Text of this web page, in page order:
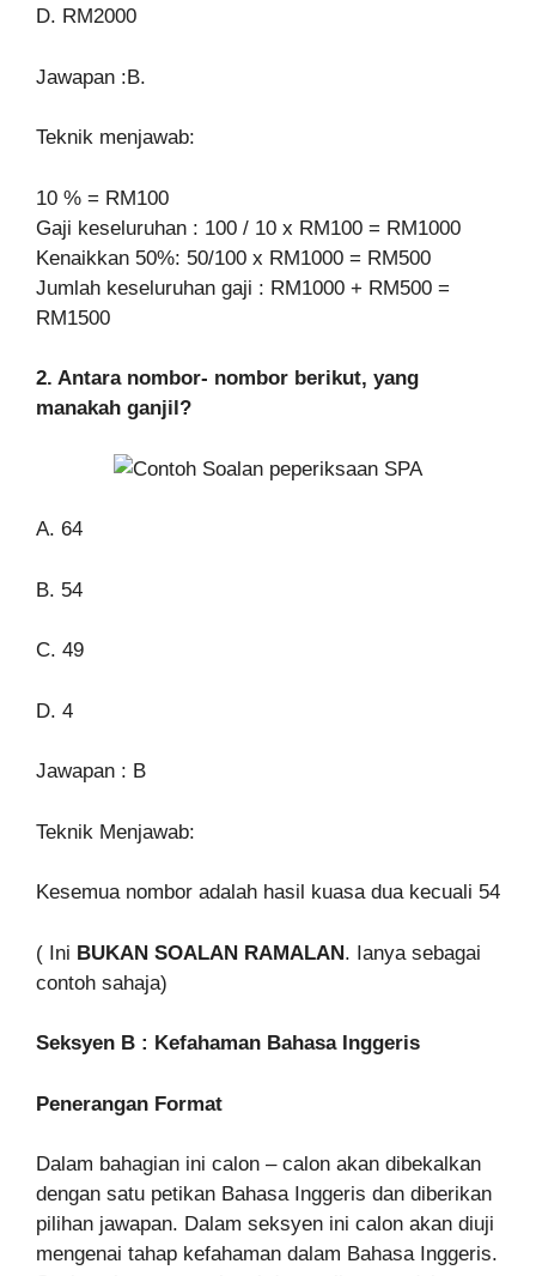
D. RM2000
Jawapan :B.
Teknik menjawab:
10 % = RM100
Gaji keseluruhan : 100 / 10 x RM100 = RM1000
Kenaikkan 50%: 50/100 x RM1000 = RM500
Jumlah keseluruhan gaji : RM1000 + RM500 =
RM1500
2. Antara nombor- nombor berikut, yang
manakah ganjil?
A. 64
B. 54
C. 49
D. 4
Jawapan : B
Teknik Menjawab:
Kesemua nombor adalah hasil kuasa dua kecuali 54
( Ini BUKAN SOALAN RAMALAN. Ianya sebagai
contoh sahaja)
Seksyen B : Kefahaman Bahasa Inggeris
Penerangan Format
Dalam bahagian ini calon – calon akan dibekalkan
dengan satu petikan Bahasa Inggeris dan diberikan
pilihan jawapan. Dalam seksyen ini calon akan diuji
mengenai tahap kefahaman dalam Bahasa Inggeris.